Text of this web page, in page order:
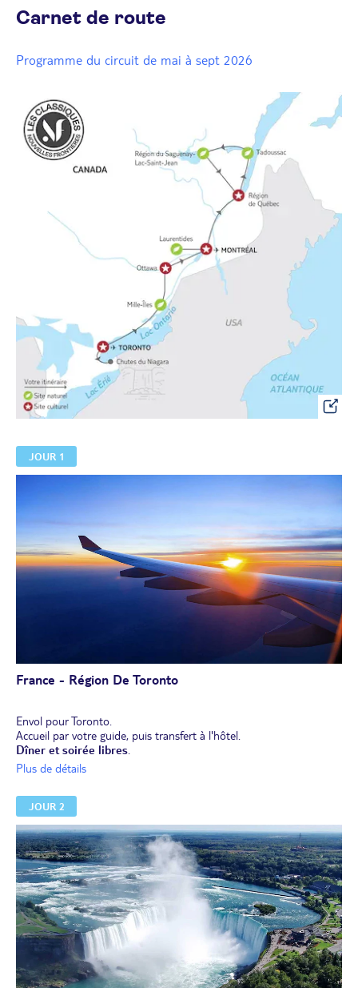
Carnet de route
Programme du circuit de mai à sept 2026
JOUR 1
France - Région De Toronto
Envol pour Toronto.
Accueil par votre guide, puis transfert à l'hôtel.
Dîner et soirée libres.
Nuit à l'hôtel.
Plus de détails
JOUR 2